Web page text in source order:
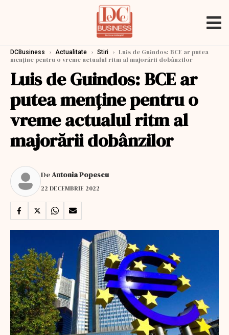
DCBusiness › Actualitate › Stiri › Luis de Guindos: BCE ar putea
menţine pentru o vreme actualul ritm al majorării dobânzilor
Luis de Guindos: BCE ar
putea menţine pentru o
vreme actualul ritm al
majorării dobânzilor
DeAntonia Popescu
22 DECEMBRIE 2022